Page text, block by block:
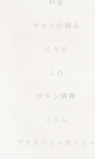
サロンの強み
ニキビ
しわ
サロン情報
コラム
プライバシーポリシー